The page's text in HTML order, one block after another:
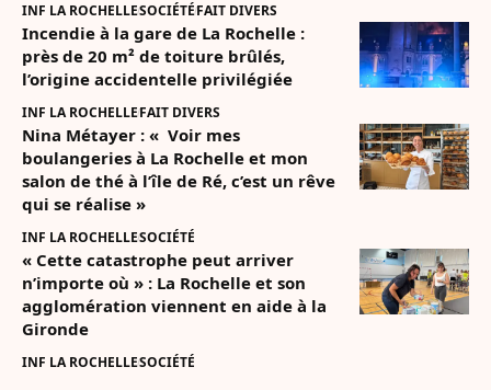
INF LA ROCHELLESOCIÉTÉFAIT DIVERS
Incendie à la gare de La Rochelle :
près de 20 m² de toiture brûlés,
l’origine accidentelle privilégiée
INF LA ROCHELLEFAIT DIVERS
Nina Métayer : « Voir mes
boulangeries à La Rochelle et mon
salon de thé à l’île de Ré, c’est un rêve
qui se réalise »
INF LA ROCHELLESOCIÉTÉ
« Cette catastrophe peut arriver
n’importe où » : La Rochelle et son
agglomération viennent en aide à la
Gironde
INF LA ROCHELLESOCIÉTÉ